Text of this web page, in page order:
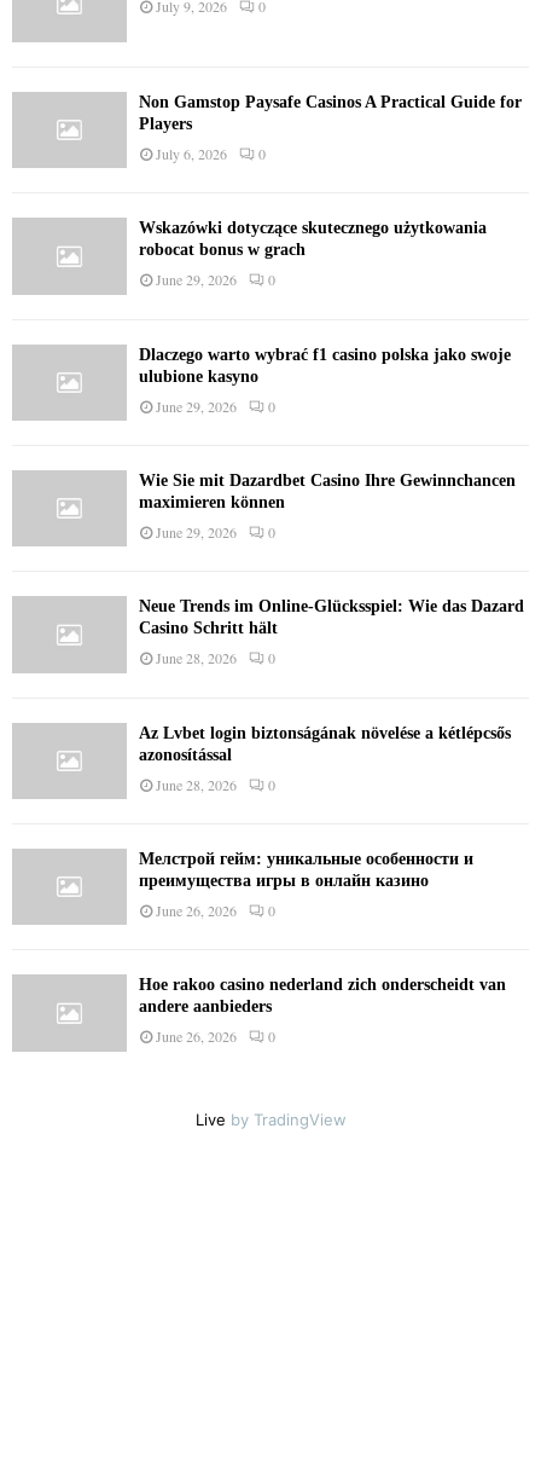
July 9, 2026 0
Non Gamstop Paysafe Casinos A Practical Guide for
Players
July 6, 2026 0
Wskazówki dotyczące skutecznego użytkowania
robocat bonus w grach
June 29, 2026 0
Dlaczego warto wybrać f1 casino polska jako swoje
ulubione kasyno
June 29, 2026 0
Wie Sie mit Dazardbet Casino Ihre Gewinnchancen
maximieren können
June 29, 2026 0
Neue Trends im Online-Glücksspiel: Wie das Dazard
Casino Schritt hält
June 28, 2026 0
Az Lvbet login biztonságának növelése a kétlépcsős
azonosítással
June 28, 2026 0
Мелстрой гейм: уникальные особенности и
преимущества игры в онлайн казино
June 26, 2026 0
Hoe rakoo casino nederland zich onderscheidt van
andere aanbieders
June 26, 2026 0
Live by TradingView